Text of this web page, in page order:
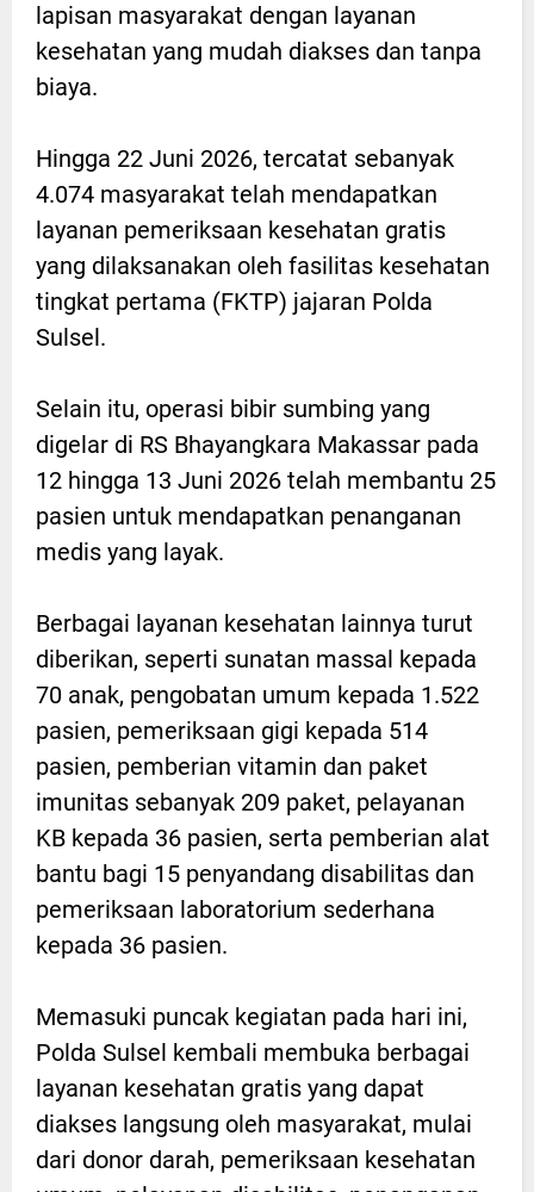
lapisan masyarakat dengan layanan
kesehatan yang mudah diakses dan tanpa
biaya.
Hingga 22 Juni 2026, tercatat sebanyak
4.074 masyarakat telah mendapatkan
layanan pemeriksaan kesehatan gratis
yang dilaksanakan oleh fasilitas kesehatan
tingkat pertama (FKTP) jajaran Polda
Sulsel.
Selain itu, operasi bibir sumbing yang
digelar di RS Bhayangkara Makassar pada
12 hingga 13 Juni 2026 telah membantu 25
pasien untuk mendapatkan penanganan
medis yang layak.
Berbagai layanan kesehatan lainnya turut
diberikan, seperti sunatan massal kepada
70 anak, pengobatan umum kepada 1.522
pasien, pemeriksaan gigi kepada 514
pasien, pemberian vitamin dan paket
imunitas sebanyak 209 paket, pelayanan
KB kepada 36 pasien, serta pemberian alat
bantu bagi 15 penyandang disabilitas dan
pemeriksaan laboratorium sederhana
kepada 36 pasien.
Memasuki puncak kegiatan pada hari ini,
Polda Sulsel kembali membuka berbagai
layanan kesehatan gratis yang dapat
diakses langsung oleh masyarakat, mulai
dari donor darah, pemeriksaan kesehatan